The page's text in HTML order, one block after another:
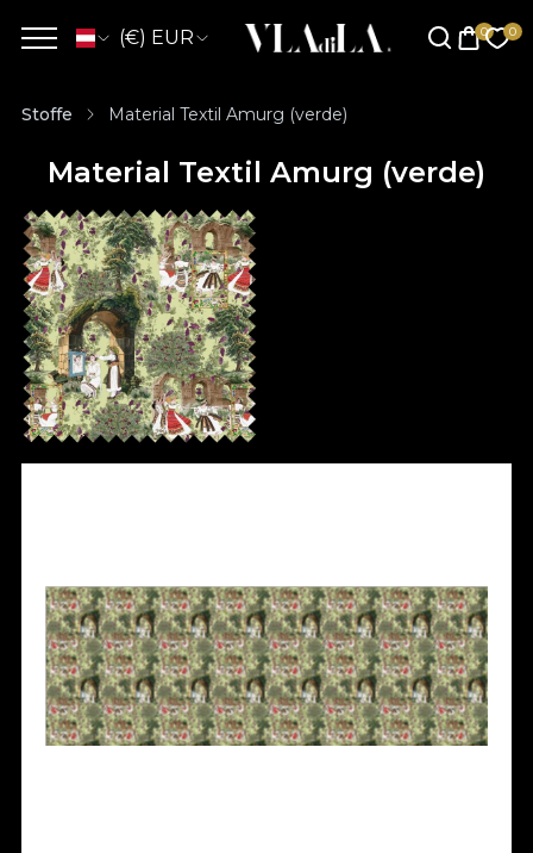
(€) EUR
Stoffe Material Textil Amurg (verde)
Material Textil Amurg (verde)